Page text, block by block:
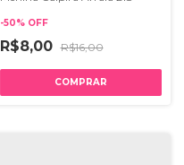
-50% OFF
R$8,00 R$16,00